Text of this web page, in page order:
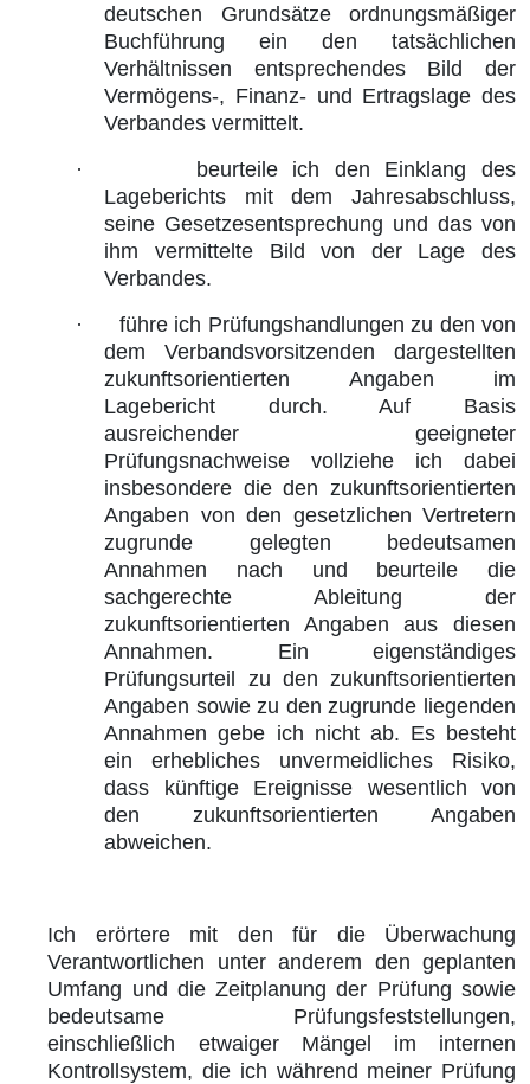
deutschen Grundsätze ordnungsmäßiger
Buchführung ein den tatsächlichen
Verhältnissen entsprechendes Bild der
Vermögens-, Finanz- und Ertragslage des
Verbandes vermittelt.
·
beurteile ich den Einklang des
Lageberichts mit dem Jahresabschluss,
seine Gesetzesentsprechung und das von
ihm vermittelte Bild von der Lage des
Verbandes.
·
führe ich Prüfungshandlungen zu den von
dem Verbandsvorsitzenden dargestellten
zukunftsorientierten Angaben im
Lagebericht durch. Auf Basis
ausreichender geeigneter
Prüfungsnachweise vollziehe ich dabei
insbesondere die den zukunftsorientierten
Angaben von den gesetzlichen Vertretern
zugrunde gelegten bedeutsamen
Annahmen nach und beurteile die
sachgerechte Ableitung der
zukunftsorientierten Angaben aus diesen
Annahmen. Ein eigenständiges
Prüfungsurteil zu den zukunftsorientierten
Angaben sowie zu den zugrunde liegenden
Annahmen gebe ich nicht ab. Es besteht
ein erhebliches unvermeidliches Risiko,
dass künftige Ereignisse wesentlich von
den zukunftsorientierten Angaben
abweichen.
Ich erörtere mit den für die Überwachung
Verantwortlichen unter anderem den geplanten
Umfang und die Zeitplanung der Prüfung sowie
bedeutsame Prüfungsfeststellungen,
einschließlich etwaiger Mängel im internen
Kontrollsystem, die ich während meiner Prüfung